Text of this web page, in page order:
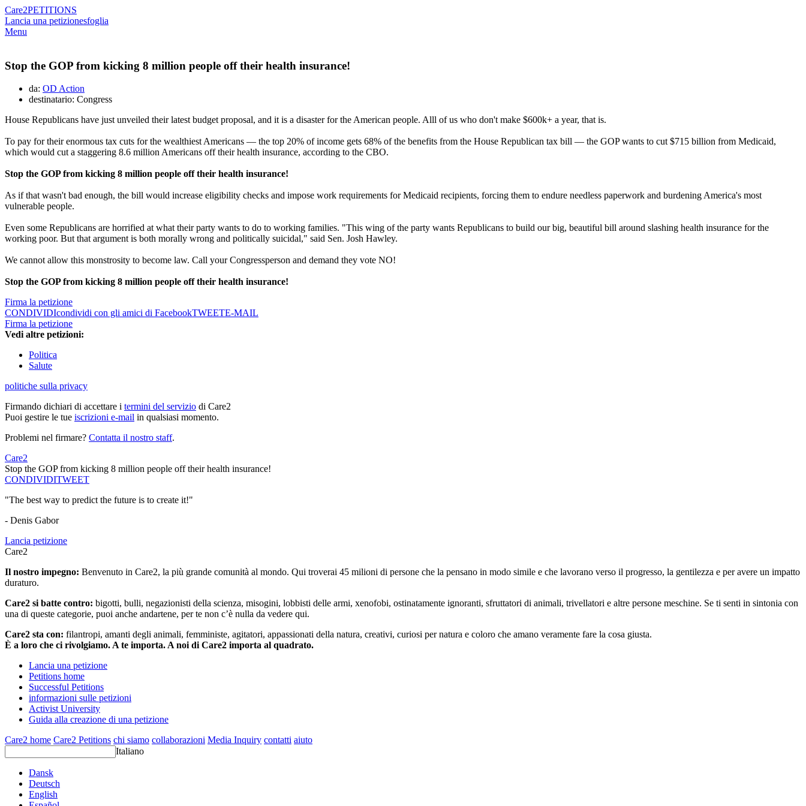
Care2PETITIONS
Lancia una petizionesfoglia
Menu
Stop the GOP from kicking 8 million people off their health insurance!
da: OD Action
destinatario: Congress
House Republicans have just unveiled their latest budget proposal, and it is a disaster for the American people. Alll of us who don't make $600k+ a year, that is.
To pay for their enormous tax cuts for the wealthiest Americans — the top 20% of income gets 68% of the benefits from the House Republican tax bill — the GOP wants to cut $715 billion from Medicaid,
which would cut a staggering 8.6 million Americans off their health insurance, according to the CBO.
Stop the GOP from kicking 8 million people off their health insurance!
As if that wasn't bad enough, the bill would increase eligibility checks and impose work requirements for Medicaid recipients, forcing them to endure needless paperwork and burdening America's most
vulnerable people.
Even some Republicans are horrified at what their party wants to do to working families. "This wing of the party wants Republicans to build our big, beautiful bill around slashing health insurance for the
working poor. But that argument is both morally wrong and politically suicidal," said Sen. Josh Hawley.
We cannot allow this monstrosity to become law. Call your Congressperson and demand they vote NO!
Stop the GOP from kicking 8 million people off their health insurance!
Firma la petizione
CONDIVIDIcondividi con gli amici di FacebookTWEETE-MAIL
Firma la petizione
Vedi altre petizioni:
Politica
Salute
politiche sulla privacy
Firmando dichiari di accettare i termini del servizio di Care2
Puoi gestire le tue iscrizioni e-mail in qualsiasi momento.
Problemi nel firmare? Contatta il nostro staff.
Care2
Stop the GOP from kicking 8 million people off their health insurance!
CONDIVIDITWEET
"The best way to predict the future is to create it!"
- Denis Gabor
Lancia petizione
Care2
Il nostro impegno: Benvenuto in Care2, la più grande comunità al mondo. Qui troverai 45 milioni di persone che la pensano in modo simile e che lavorano verso il progresso, la gentilezza e per avere un impatto
duraturo.
Care2 si batte contro: bigotti, bulli, negazionisti della scienza, misogini, lobbisti delle armi, xenofobi, ostinatamente ignoranti, sfruttatori di animali, trivellatori e altre persone meschine. Se ti senti in sintonia con
una di queste categorie, puoi anche andartene, per te non c’è nulla da vedere qui.
Care2 sta con: filantropi, amanti degli animali, femministe, agitatori, appassionati della natura, creativi, curiosi per natura e coloro che amano veramente fare la cosa giusta.
È a loro che ci rivolgiamo. A te importa. A noi di Care2 importa al quadrato.
Lancia una petizione
Petitions home
Successful Petitions
informazioni sulle petizioni
Activist University
Guida alla creazione di una petizione
Care2 home Care2 Petitions chi siamo collaborazioni Media Inquiry contatti aiuto
Italiano
Dansk
Deutsch
English